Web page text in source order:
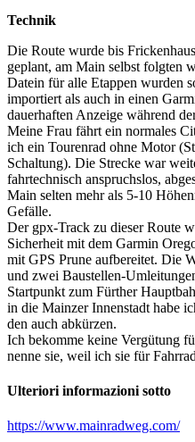
Technik
Die Route wurde bis
geplant, am Main selbst folgten
Datein für alle Etappen wurden
importiert als auch in einen
dauerhaften Anzeige während
Meine Frau fährt ein normales
ich ein Tourenrad ohne Motor
Schaltung). Die Strecke war
fahrtechnisch anspruchslos,
Main selten mehr als 5-10
Gefälle.
Der gpx-Track zu dieser Route
Sicherheit mit dem Garmin
mit GPS Prune aufbereitet. Die
und zwei Baustellen-
Startpunkt zum Fürther
in die Mainzer Innenstadt habe
den auch abkürzen.
Ich bekomme keine Vergütung
nenne sie, weil ich sie für
Ulteriori informazioni sotto
https://www.mainradweg.com/